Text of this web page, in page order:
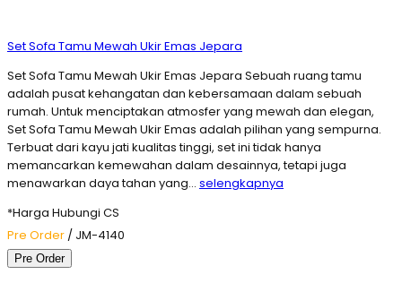
Set Sofa Tamu Mewah Ukir Emas Jepara
Set Sofa Tamu Mewah Ukir Emas Jepara Sebuah ruang tamu
adalah pusat kehangatan dan kebersamaan dalam sebuah
rumah. Untuk menciptakan atmosfer yang mewah dan elegan,
Set Sofa Tamu Mewah Ukir Emas adalah pilihan yang sempurna.
Terbuat dari kayu jati kualitas tinggi, set ini tidak hanya
memancarkan kemewahan dalam desainnya, tetapi juga
menawarkan daya tahan yang… selengkapnya
*Harga Hubungi CS
Pre Order / JM-4140
Pre Order